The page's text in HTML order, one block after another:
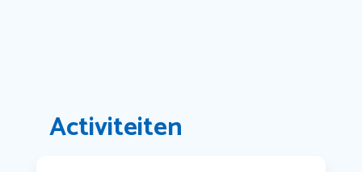
Activiteiten